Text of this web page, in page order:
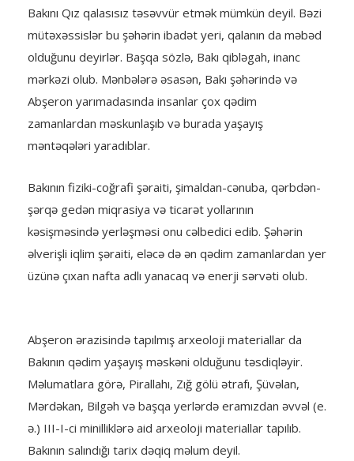
Bakını Qız qalasısız təsəvvür etmək mümkün deyil. Bəzi
mütəxəssislər bu şəhərin ibadət yeri, qalanın da məbəd
olduğunu deyirlər. Başqa sözlə, Bakı qibləgah, inanc
mərkəzi olub. Mənbələrə əsasən, Bakı şəhərində və
Abşeron yarımadasında insanlar çox qədim
zamanlardan məskunlaşıb və burada yaşayış
məntəqələri yaradıblar.
Bakının fiziki-coğrafi şəraiti, şimaldan-cənuba, qərbdən-
şərqə gedən miqrasiya və ticarət yollarının
kəsişməsində yerləşməsi onu cəlbedici edib. Şəhərin
əlverişli iqlim şəraiti, eləcə də ən qədim zamanlardan yer
üzünə çıxan nafta adlı yanacaq və enerji sərvəti olub.
Abşeron ərazisində tapılmış arxeoloji materiallar da
Bakının qədim yaşayış məskəni olduğunu təsdiqləyir.
Məlumatlara görə, Pirallahı, Zığ gölü ətrafı, Şüvəlan,
Mərdəkan, Bilgəh və başqa yerlərdə eramızdan əvvəl (e.
ə.) III-I-ci minilliklərə aid arxeoloji materiallar tapılıb.
Bakının salındığı tarix dəqiq məlum deyil.